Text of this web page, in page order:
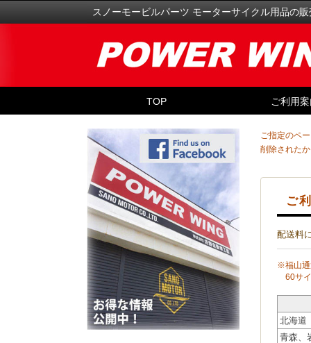
スノーモービルパーツ モーターサイクル用品の販
TOP ご利用
ご指定のペ
削除された
ご
配送料
※福山通
60サイ
北海道
青森、